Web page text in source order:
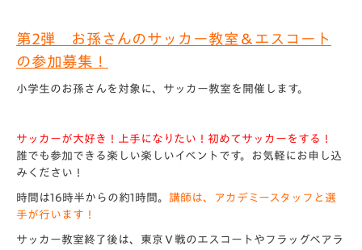
第2弾 お孫さんのサッカー教室＆エスコート
の参加募集！
小学生のお孫さん を対象に、サッカー教室を開催します。
サッカーが大好き！上手になりたい！初めてサッカーをする！
誰でも参加できる楽しい楽しいイベントです。お気軽にお申し込
みください！
時間は16時半からの約1時間。 講師は、アカデミースタッフと選
手が行います！
サッカー教室終了後は、東京Ｖ戦のエスコートやフラッグベアラ